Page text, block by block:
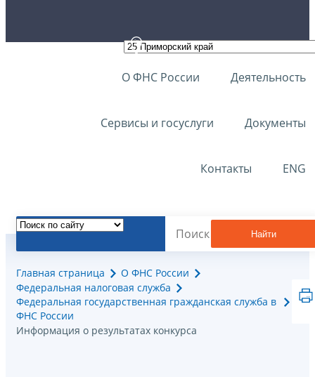
О ФНС России Деятельность
Сервисы и госуслуги Документы
Контакты ENG
Найти
Главная страница
О ФНС России
Федеральная налоговая служба
Федеральная государственная гражданская служба в
ФНС России
Информация о результатах конкурса